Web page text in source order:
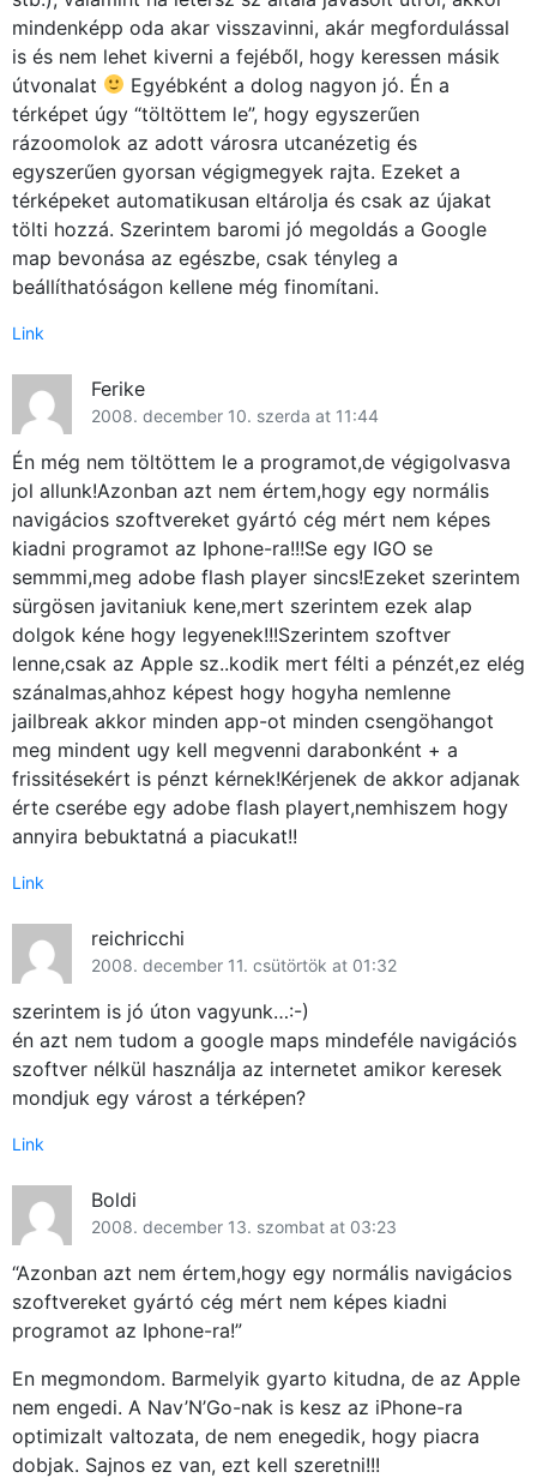
mindenképp oda akar visszavinni, akár megfordulással
is és nem lehet kiverni a fejéből, hogy keressen másik
útvonalat
Egyébként a dolog nagyon jó. Én a
térképet úgy “töltöttem le”, hogy egyszerűen
rázoomolok az adott városra utcanézetig és
egyszerűen gyorsan végigmegyek rajta. Ezeket a
térképeket automatikusan eltárolja és csak az újakat
tölti hozzá. Szerintem baromi jó megoldás a Google
map bevonása az egészbe, csak tényleg a
beállíthatóságon kellene még finomítani.
Link
Ferike
2008. december 10. szerda at 11:44
Én még nem töltöttem le a programot,de végigolvasva
jol allunk!Azonban azt nem értem,hogy egy normális
navigácios szoftvereket gyártó cég mért nem képes
kiadni programot az Iphone-ra!!!Se egy IGO se
semmmi,meg adobe flash player sincs!Ezeket szerintem
sürgösen javitaniuk kene,mert szerintem ezek alap
dolgok kéne hogy legyenek!!!Szerintem szoftver
lenne,csak az Apple sz..kodik mert félti a pénzét,ez elég
szánalmas,ahhoz képest hogy hogyha nemlenne
jailbreak akkor minden app-ot minden csengöhangot
meg mindent ugy kell megvenni darabonként + a
frissitésekért is pénzt kérnek!Kérjenek de akkor adjanak
érte cserébe egy adobe flash playert,nemhiszem hogy
annyira bebuktatná a piacukat!!
Link
reichricchi
2008. december 11. csütörtök at 01:32
szerintem is jó úton vagyunk…:-)
én azt nem tudom a google maps mindeféle navigációs
szoftver nélkül használja az internetet amikor keresek
mondjuk egy várost a térképen?
Link
Boldi
2008. december 13. szombat at 03:23
“Azonban azt nem értem,hogy egy normális navigácios
szoftvereket gyártó cég mért nem képes kiadni
programot az Iphone-ra!”
En megmondom. Barmelyik gyarto kitudna, de az Apple
nem engedi. A Nav’N’Go-nak is kesz az iPhone-ra
optimizalt valtozata, de nem enegedik, hogy piacra
dobjak. Sajnos ez van, ezt kell szeretni!!!